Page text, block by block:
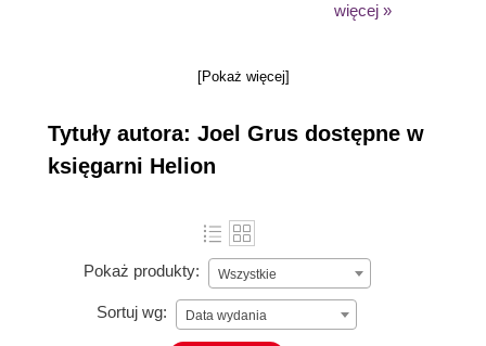
więcej »
[Pokaż więcej]
Tytuły autora: Joel Grus dostępne w
księgarni Helion
Pokaż produkty: Wszystkie
Sortuj wg: Data wydania